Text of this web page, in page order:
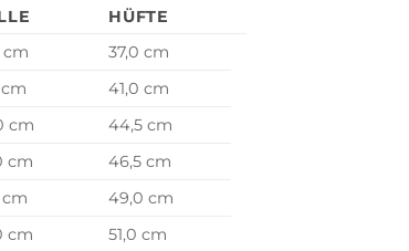
HÜFTE
cm
37,0 cm
cm
41,0 cm
cm
44,5 cm
cm
46,5 cm
cm
49,0 cm
cm
51,0 cm